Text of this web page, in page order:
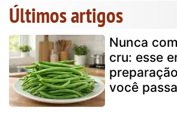
Últimos artigos
Nunca
cru: esse
você